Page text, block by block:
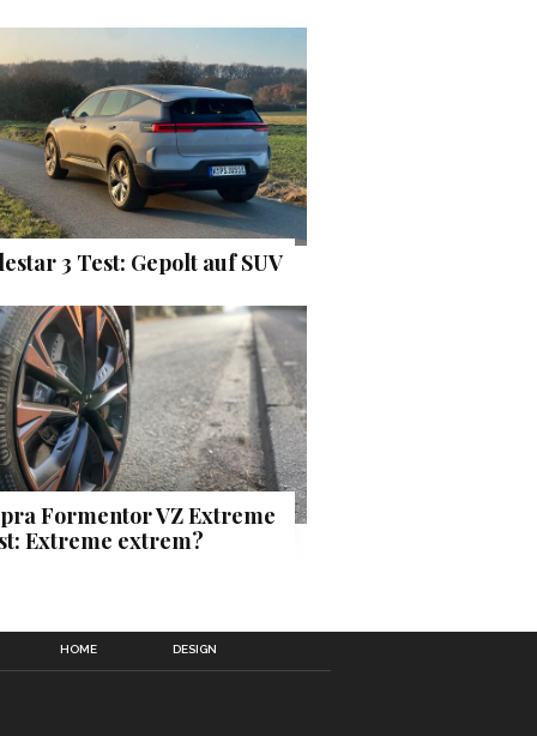
3 Test: Gepolt auf SUV
Formentor VZ Extreme
Extreme extrem?
HOME DESIGN